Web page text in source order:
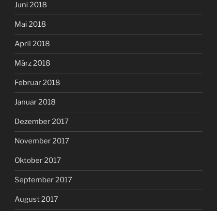
Juni 2018
Mai 2018
April 2018
März 2018
Februar 2018
Januar 2018
Dezember 2017
November 2017
Oktober 2017
September 2017
August 2017